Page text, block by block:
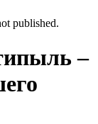
published.
–